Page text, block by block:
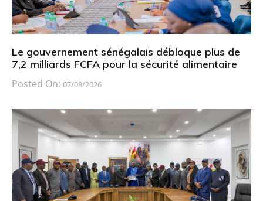
Le gouvernement sénégalais débloque plus de
7,2 milliards FCFA pour la sécurité alimentaire
Posted On: 07/08/2026